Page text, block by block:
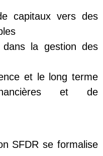
capitaux vers des
la gestion des
et le long terme
et de
SFDR se formalise